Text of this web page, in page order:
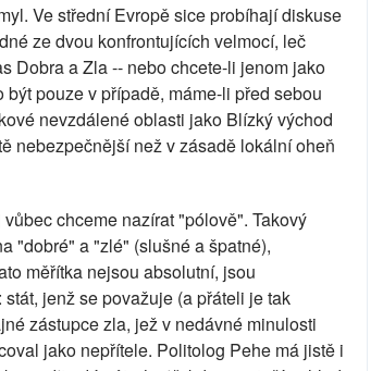
Ve střední Evropě sice probíhají diskuse
ze dvou konfrontujících velmocí, leč
Dobra a Zla -- nebo chcete-li jenom jako
pouze v případě, máme-li před sebou
nevzdálené oblasti jako Blízký východ
nebezpečnější než v zásadě lokální oheň
chceme nazírat "pólově". Takový
"dobré" a "zlé" (slušné a špatné),
měřítka nejsou absolutní, jsou
jenž se považuje (a přáteli je tak
zástupce zla, jež v nedávné minulosti
jako nepřítele. Politolog Pehe má jistě i